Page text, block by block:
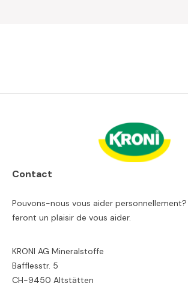
Contact
Pouvons-nous vous aider
feront un plaisir de vous aider.
KRONI AG Mineralstoffe
Bafflesstr. 5
CH-9450 Altstätten